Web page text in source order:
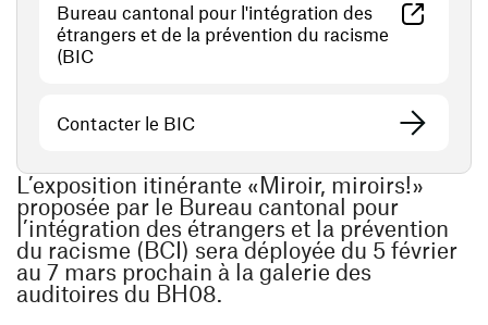
Bureau cantonal pour l'intégration des
étrangers et de la prévention du racisme
(BIC(ouvre une nouvelle fenêtre)
Contacter le BIC
L’exposition itinérante «Miroir, miroirs!»
proposée par le Bureau cantonal pour
l’intégration des étrangers et la prévention
du racisme (BCI) sera déployée du 5 février
au 7 mars prochain à la galerie des
auditoires du BH08.